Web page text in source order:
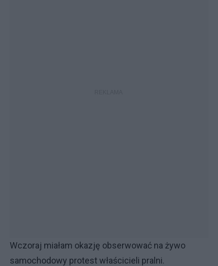
Wczoraj miałam okazję obserwować na żywo
samochodowy protest właścicieli pralni.